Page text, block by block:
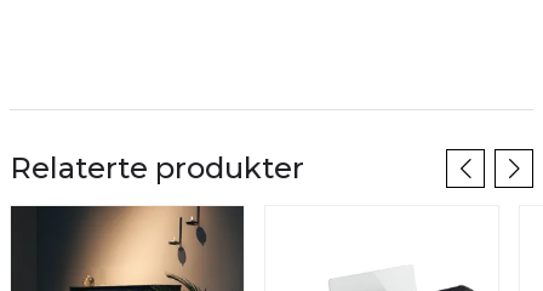
Relaterte produkter